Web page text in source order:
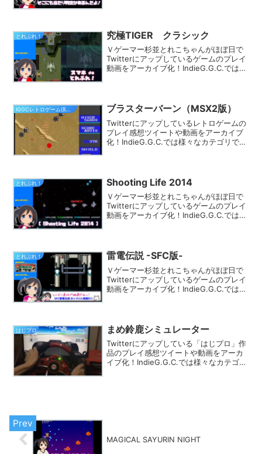
とれぷれ！ 究極TIGER クラシック
Ｖゲーマー杉並とれこちゃんがほぼ日で
Twitterにアップしているゲームのプレイ
動画をアーカイブ化！IndieG.G.C.では
IGGCレトロゲーム倶楽部 ブラスターバーン（MSX2版）
Twitterにアップしているレトロゲームの
プレイ感想ツイートや動画をアーカイブ
化！IndieG.G.C.では様々なカテゴリでプ
とれぷれ！ Shooting Life 2014
Ｖゲーマー杉並とれこちゃんがほぼ日で
Twitterにアップしているゲームのプレイ
動画をアーカイブ化！IndieG.G.C.では
とれぷれ！ 雷電伝説 -SFC版-
Ｖゲーマー杉並とれこちゃんがほぼ日で
Twitterにアップしているゲームのプレイ
動画をアーカイブ化！IndieG.G.C.では
はじプロ まめ鈴鹿シミュレーター
Twitterにアップしている「はじプロ」作
品のプレイ感想ツイートや動画をアーカ
イブ化！IndieG.G.C.では様々なカテゴリ
MAGICAL SAYURIN NIGHT